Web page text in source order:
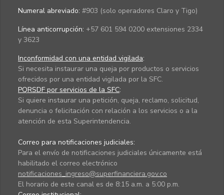
Numeral abreviado: #903 (solo operadores Claro y Tigo)
Línea anticorrupción: +57 601 594 0200 extensiones 2334
y 3623
Inconformidad con una entidad vigilada:
Si necesita instaurar una queja por productos o servicios
ofrecidos por una entidad vigilada por la SFC.
PQRSDF por servicios de la SFC:
Si quiere instaurar una petición, queja, reclamo, solicitud,
denuncia o felicitación con relación a los servicios o a la
atención de esta Superintendencia.
Correo para notificaciones judiciales:
Para el envío de notificaciones judiciales únicamente está
habilitado el correo electrónico
notificaciones_ingreso@superfinanciera.gov.co
El horario de este canal es de 8:15 a.m. a 5:00 p.m.